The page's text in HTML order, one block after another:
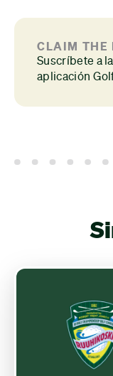
CLAIM THE
Suscríbete a
aplicación